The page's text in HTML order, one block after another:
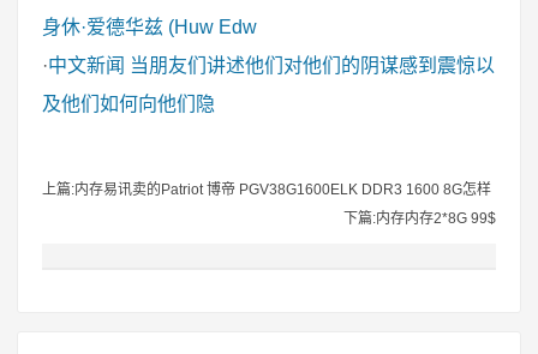
身休·爱德华兹 (Huw Edw
·中文新闻 当朋友们讲述他们对他们的阴谋感到震惊以
及他们如何向他们隐
上篇:内存易讯卖的Patriot 博帝 PGV38G1600ELK DDR3 1600 8G怎样
下篇:内存内存2*8G 99$